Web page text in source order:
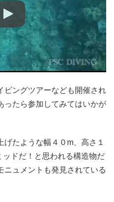
ビングツアーなども開催され
ったら参加してみてはいかが
たような幅４０m、高さ１
ッドだ！と思われる構造物だ
ニュメントも発見されている